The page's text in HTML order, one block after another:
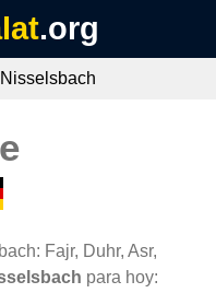
.org
Nisselsbach
Fajr, Duhr, Asr,
para hoy: